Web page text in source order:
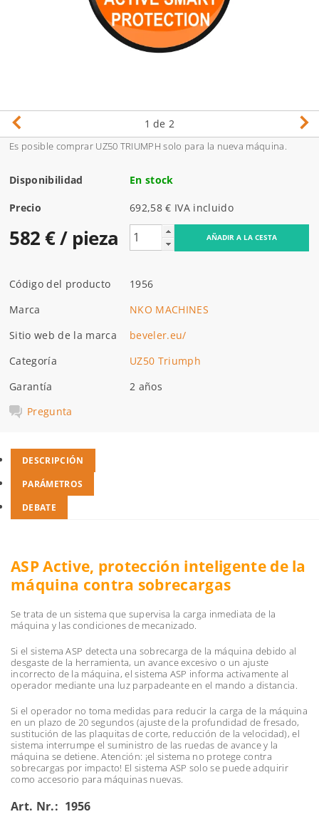
1 de 2
Es posible comprar UZ50 TRIUMPH solo para la nueva máquina.
Disponibilidad En stock
Precio 692,58 € IVA incluido
582 €/ pieza
Código del producto
1956
Marca
NKO MACHINES
Sitio web de la marca
beveler.eu/
Categoría
UZ50 Triumph
Garantía
2 años
Pregunta
DESCRIPCIÓN
PARÁMETROS
DEBATE
ASP Active, protección inteligente de la
máquina contra sobrecargas
Se trata de un sistema que supervisa la carga inmediata de la
máquina y las condiciones de mecanizado.
Si el sistema ASP detecta una sobrecarga de la máquina debido al
desgaste de la herramienta, un avance excesivo o un ajuste
incorrecto de la máquina, el sistema ASP informa activamente al
operador mediante una luz parpadeante en el mando a distancia.
Si el operador no toma medidas para reducir la carga de la máquina
en un plazo de 20 segundos (ajuste de la profundidad de fresado,
sustitución de las plaquitas de corte, reducción de la velocidad), el
sistema interrumpe el suministro de las ruedas de avance y la
máquina se detiene. Atención: ¡el sistema no protege contra
sobrecargas por impacto! El sistema ASP solo se puede adquirir
como accesorio para máquinas nuevas.
Art. Nr.: 1956